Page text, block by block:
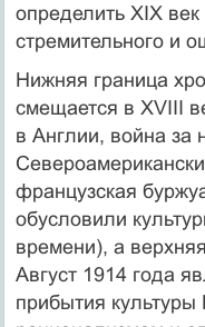
определить XIX век
стремительного и
Нижняя граница
смещается в XVIII
в Англии, война за
французская
обусловили
времени), а
Август 1914 года
прибытия